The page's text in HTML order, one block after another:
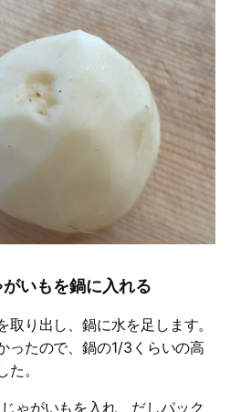
いもを鍋に入れる
り出し、鍋に水を足します。
ったので、鍋の1/3くらいの高
。
ゃがいもを入れ、だしパック